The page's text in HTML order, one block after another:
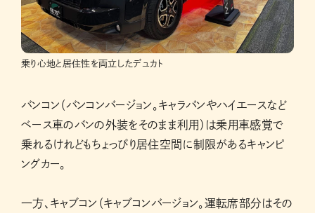
乗り心地と居住性を両立したデュカト
バンコン（バンコンバージョン。キャラバンやハイエースなど
ベース車のバンの外装をそのまま利用）は乗用車感覚で
乗れるけれどもちょっぴり居住空間に制限があるキャンピ
ングカー。
一方、キャブコン（キャブコンバージョン。運転席部分はその